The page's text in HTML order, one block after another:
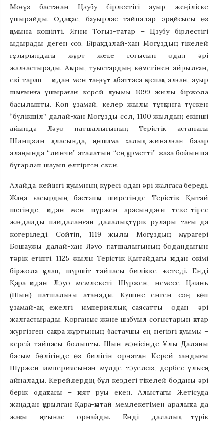
Моғұз бастаған Цзубу бірлестігі ауыр жеңіліске
ұшырайды. Одақтас, бауырлас тайпалар әрқайсысы өз
қамына көшіпті. Яғни Тоғыз-татар – Цзубу бірлестігі
ыдырады деген сөз. Бірақ далай-хан Моғұздың тікелей
ғұзырындағы жұрт жеке соғысын одан әрі
жалғастырады. Ақыры, туыстардың көмегінен айрылған,
екі тарап – қидан мен таңғұт қабаттаса қыспаққа алған, ауыр
шығынға ұшыраған керей қауымы 1099 жылы біржола
басылыпты. Көп ұзамай, келер жылы тұтқынға түскен
“бүлікшіл” далай-хан Моғұзды сол, 1100 жылдың екінші
айында Ләуо патшалығының Терістік астанасы
Шинцзин қаласында, қаншама халық жиналған базар
алаңында “линчи” аталатын “ең құрметті” жаза бойынша
бұтарлап шауып өлтірген екен.
Алайда, кейінгі қауымның күресі одан әрі жалғаса береді.
Жаңа ғасырдың бастапқы ширегінде Терістік Қытай
шегінде, қидан мен шүржен арасындағы теке-тірес
жағдайды пайдаланған далалық түрік рулары тағы да
көтеріледі. Сөйтіп, 1119 жылы Моғұздың мұрагері
Бошаужы далай-хан Ләуо патшалығының бодандығын
тәрік етіпті. 1125 жылы Терістік Қытайдағы қидан өкімі
біржола құлап, шүршіт тайпасы билікке жетеді. Енді
Қара-қидан Ләуо мемлекеті Шүржен, немесе Цзинь
(Шын) патшалығы атанады. Күшіне енген соң көп
ұзамай-ақ ежелгі империялық саясатты одан әрі
жалғастырады. Қорғаныс және шабуыл соғыстарын қатар
жүргізген сақара жұртының бастаушы ең негізгі қауымы –
керей тайпасы болыпты. Шын мәнісінде Ұлы Даланы
басым бөлігінде өз билігін орнатқан Керей хандығы
Шүржен империясынан мүлде тәуелсіз, дербес ұлысқа
айналады. Керейлердің бұл кездегі тікелей боданы әрі
берік одақтасы – қият руы екен. Алыстағы Жетісуда
жаңадан құрылған Қара-қытай мемлекетімен аралықта да
жақсы қатынас орнайды. Енді далалық түрік